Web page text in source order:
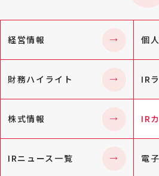
経営情報 個
財務ハイライト IR
株式情報 IR
IRニュース一覧 電